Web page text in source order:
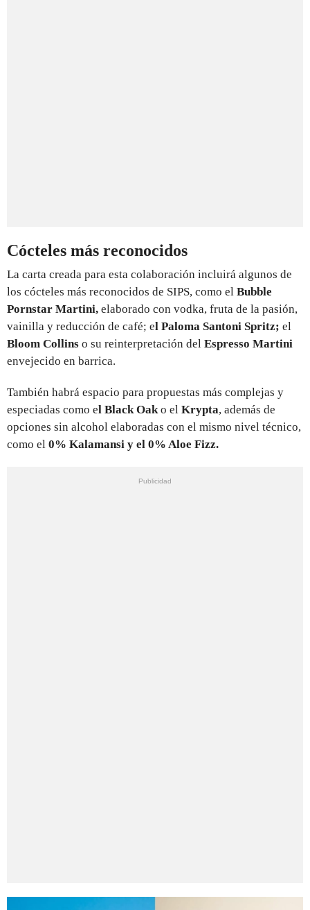
Cócteles más reconocidos
La carta creada para esta colaboración incluirá algunos de
los cócteles más reconocidos de SIPS, como el Bubble
Pornstar Martini, elaborado con vodka, fruta de la pasión,
vainilla y reducción de café; el Paloma Santoni Spritz; el
Bloom Collins o su reinterpretación del Espresso Martini
envejecido en barrica.
También habrá espacio para propuestas más complejas y
especiadas como el Black Oako el Krypta, además de
opciones sin alcohol elaboradas con el mismo nivel técnico,
como el 0% Kalamansi y el 0% Aloe Fizz.